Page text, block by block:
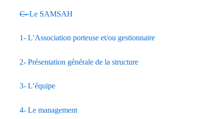
C-Le SAMSAH
1- L’Association porteuse et/ou gestionnaire
2- Présentation générale de la structure
3- L’équipe
4- Le management